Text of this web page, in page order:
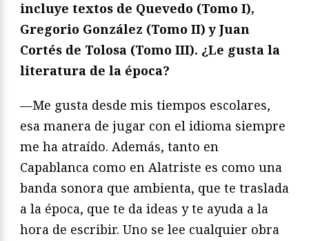
incluye textos de Quevedo (Tomo I),
Gregorio González (Tomo II) y Juan
Cortés de Tolosa (Tomo III). ¿Le gusta la
literatura de la época?
—Me gusta desde mis tiempos escolares,
esa manera de jugar con el idioma siempre
me ha atraído. Además, tanto en
Capablanca como en Alatriste es como una
banda sonora que ambienta, que te traslada
a la época, que te da ideas y te ayuda a la
hora de escribir. Uno se lee cualquier obra